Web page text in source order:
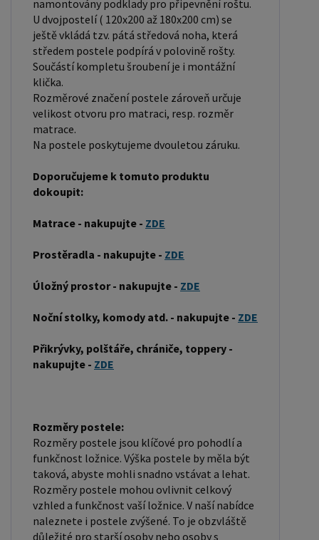
než masivní smrk, ale lépe se opracovává.
Borovicové dřevo vyniká krásnou barvou a
okouzlující kresbou. Má světlou barvu, která díky
obsahu jádra místy přechází až do oranžovo
hnědého nebo načervenalého odstínu. Tento
materiál je často používán v nábytkářství,
například pro výrobu postelí nebo knihoven.
Výrobky z masivu borovice jsou oblíbené pro svůj
přírodní vzhled a trvanlivost. Typ postele: Klasická
postel je typ postele, který se skládá ze tří
postele může být vyroben z různých materiálů,
vkládá rošt. Matrace je položena na rošt a může
být vyrobena z různých materiálů, včetně pěny,
měla odpovídat rozměrům postele. Matrace se
dělí podle materiálu výroby na matrace z PUR
pěny, matrace z HR pěny, matrace z líné pěny,
měkké, středně tvrdé (H2, H3), tvrdé nebo velmi
tvrdé (H4). Tvrdost matrace je důležitý faktor,
který ovlivňuje pohodlí a podporu, kterou matrace
poskytuje. Při výběru matrace je důležité zvážit
několik faktorů, včetně vaší preferované polohy
spánku, vaší tělesné hmotnosti a jakékoliv
namontovány podklady pro připevnění roštu.
U dvojpostelí ( 120x200 až 180x200 cm) se
ještě vkládá tzv. pátá středová noha, která
středem postele podpírá v polovině rošty.
Součástí kompletu šroubení je i montážní
klička.
Rozměrové značení postele zároveň určuje
velikost otvoru pro matraci, resp. rozměr
matrace.
Na postele poskytujeme dvouletou záruku.
Doporučujeme k tomuto produktu
dokoupit:
Matrace - nakupujte - ZDE
Prostěradla - nakupujte - ZDE
Úložný prostor - nakupujte - ZDE
Noční stolky, komody atd. - nakupujte - ZDE
Přikrývky, polštáře, chrániče, toppery -
nakupujte - ZDE
Rozměry postele:
Rozměry postele jsou klíčové pro pohodlí a
funkčnost ložnice. Výška postele by měla být
taková, abyste mohli snadno vstávat a lehat.
Rozměry postele mohou ovlivnit celkový
vzhled a funkčnost vaší ložnice. V naší nabídce
naleznete i postele zvýšené. To je obzvláště
důležité pro starší osoby nebo osoby s